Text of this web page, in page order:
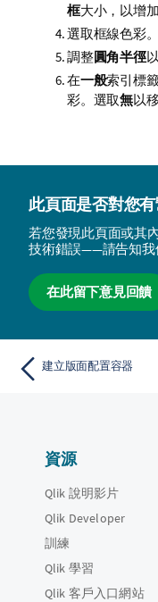
框大小，以增
選取框線色彩。
調整圓角半徑
在一般索引標
彩。選取無以
此頁面是否對您有
若您發現此頁面或其
技術錯誤——請告知我
在此留下意見回饋
建立版面配置容器
資源
Qlik 說明影片
Qlik Developer
訓練
Qlik 學習
Qlik 客戶入口網站